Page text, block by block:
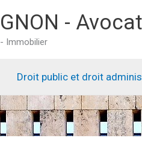
-
Immobilier
Droit public et droit